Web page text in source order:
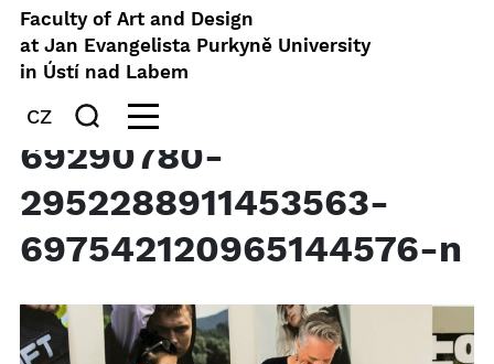
Faculty of Art and Design
at Jan Evangelista Purkyně University
in Ústí nad Labem
CZ
69290780-
2952288911453563-
697542120965144576-n